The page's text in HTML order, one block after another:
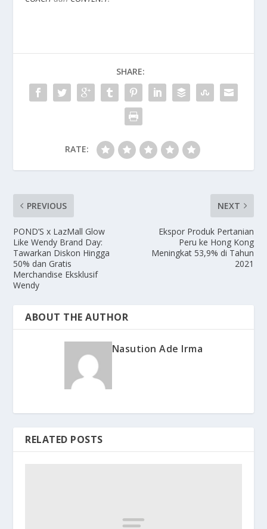
SHARE:
RATE:
PREVIOUS
POND’S x LazMall Glow
Like Wendy Brand Day:
Tawarkan Diskon Hingga
50% dan Gratis
Merchandise Eksklusif
Wendy
NEXT
Ekspor Produk Pertanian
Peru ke Hong Kong
Meningkat 53,9% di Tahun
2021
ABOUT THE AUTHOR
Nasution Ade Irma
RELATED POSTS